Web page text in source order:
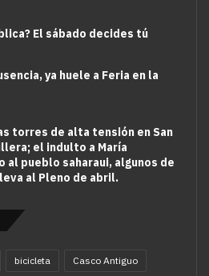
El sábado decides tú
ya huele a Feria en la
torres de alta tensión en San
el indulto a María
al pueblo saharaui, algunos de
al Pleno de abril.
bicicleta Casco Antiguo